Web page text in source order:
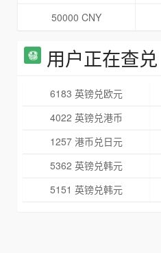
50000 CNY
用户正在查兑
6183 英镑兑欧元
4022 英镑兑港币
1257 港币兑日元
5362 英镑兑韩元
5151 英镑兑韩元